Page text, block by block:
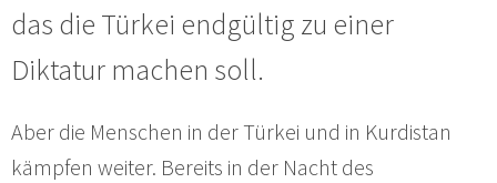
das die Türkei endgültig zu einer
Diktatur machen soll.
Aber die Menschen in der Türkei und in Kurdistan
kämpfen weiter. Bereits in der Nacht des